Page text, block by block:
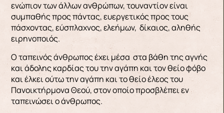
ενώπιον των άλλων ανθρώπων, τουναντίον είναι
συμπαθής προς πάντας, ευεργετικός προς τους
πάσχοντας, εύσπλαχνος, ελεήμων, δίκαιος, αληθής
ειρηνοποιός.
Ο ταπεινός άνθρωπος έχει μέσα στα βάθη της αγνής
και άδολης καρδίας του την αγάπη και τον θείο φόβο
και έλκει ούτω την αγάπη και το θείο έλεος του
Πανοικτήρμονα Θεού, στον οποίο προσβλέπει εν
ταπεινώσει ο άνθρωπος.